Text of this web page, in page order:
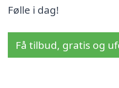
Følle i dag!
Få tilbud, gratis og